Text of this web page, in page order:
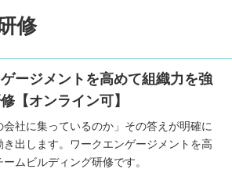
修
ージメントを高めて組織力を強
【オンライン可】
会社に集っているのか」その答えが明確に
出します。ワークエンゲージメントを高
ムビルディング研修です。